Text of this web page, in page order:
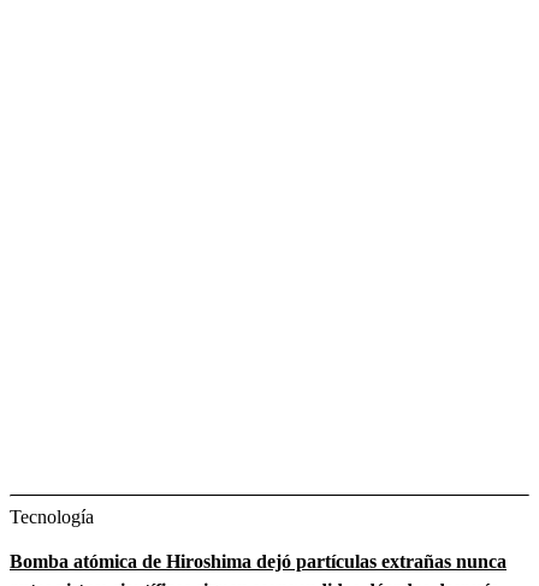
Tecnología
Bomba atómica de Hiroshima dejó partículas extrañas nunca